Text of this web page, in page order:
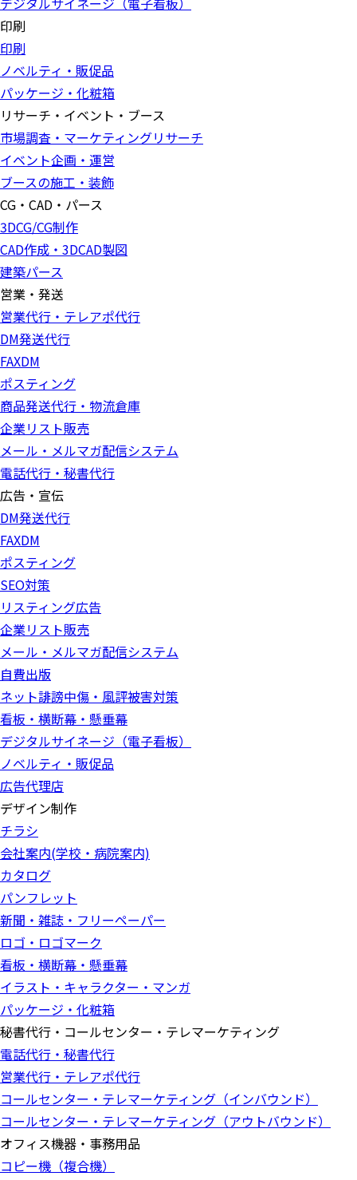
印刷
印刷
ノベルティ・販促品
パッケージ・化粧箱
リサーチ・イベント・ブース
市場調査・マーケティングリサーチ
イベント企画・運営
ブースの施工・装飾
CG・CAD・パース
3DCG/CG制作
CAD作成・3DCAD製図
建築パース
営業・発送
営業代行・テレアポ代行
DM発送代行
FAXDM
ポスティング
商品発送代行・物流倉庫
企業リスト販売
メール・メルマガ配信システム
電話代行・秘書代行
広告・宣伝
DM発送代行
FAXDM
ポスティング
SEO対策
リスティング広告
企業リスト販売
メール・メルマガ配信システム
自費出版
ネット誹謗中傷・風評被害対策
看板・横断幕・懸垂幕
デジタルサイネージ（電子看板）
ノベルティ・販促品
広告代理店
デザイン制作
チラシ
会社案内(学校・病院案内)
カタログ
パンフレット
新聞・雑誌・フリーペーパー
ロゴ・ロゴマーク
看板・横断幕・懸垂幕
イラスト・キャラクター・マンガ
パッケージ・化粧箱
秘書代行・コールセンター・テレマーケティング
電話代行・秘書代行
営業代行・テレアポ代行
コールセンター・テレマーケティング（インバウンド）
コールセンター・テレマーケティング（アウトバウンド）
オフィス機器・事務用品
コピー機（複合機）